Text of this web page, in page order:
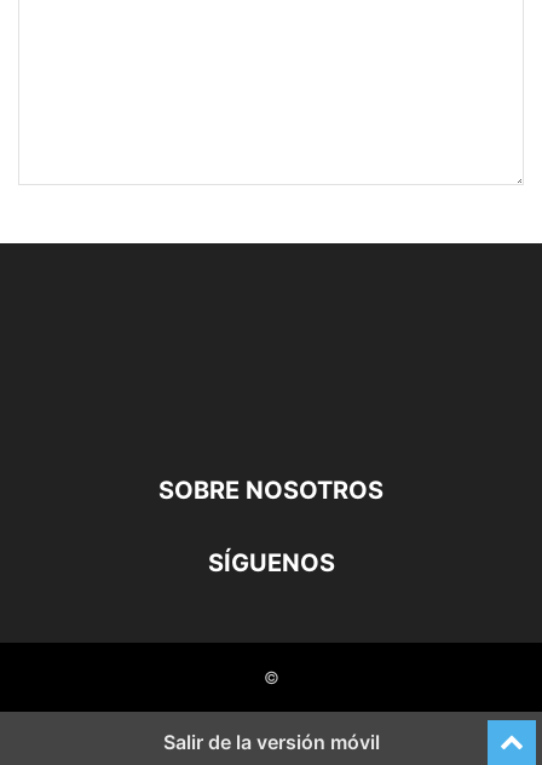
SOBRE NOSOTROS
SÍGUENOS
©
Salir de la versión móvil